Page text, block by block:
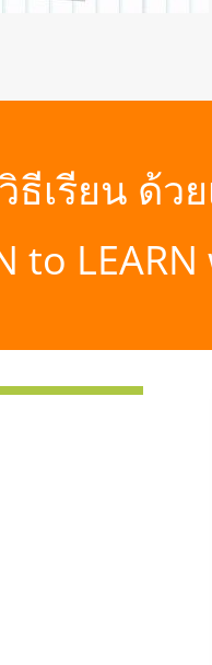
ธีเรียน ด้
to